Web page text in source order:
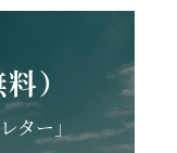
）
ター」